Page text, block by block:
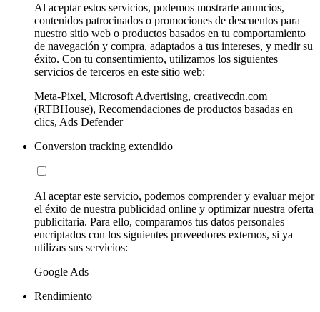
Al aceptar estos servicios, podemos mostrarte anuncios,
contenidos patrocinados o promociones de descuentos para
nuestro sitio web o productos basados en tu comportamiento
de navegación y compra, adaptados a tus intereses, y medir su
éxito. Con tu consentimiento, utilizamos los siguientes
servicios de terceros en este sitio web:
Meta-Pixel, Microsoft Advertising, creativecdn.com
(RTBHouse), Recomendaciones de productos basadas en
clics, Ads Defender
Conversion tracking extendido
Al aceptar este servicio, podemos comprender y evaluar mejor
el éxito de nuestra publicidad online y optimizar nuestra oferta
publicitaria. Para ello, comparamos tus datos personales
encriptados con los siguientes proveedores externos, si ya
utilizas sus servicios:
Google Ads
Rendimiento